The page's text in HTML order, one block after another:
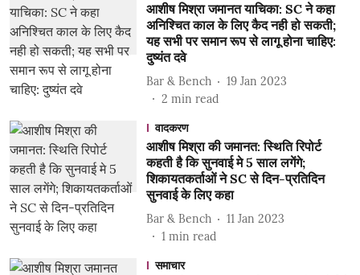
आशीष मिश्रा जमानत याचिका: SC ने कहा
अनिश्चित काल के लिए कैद नही हो सकती;
यह सभी पर समान रूप से लागू होना चाहिए:
दुष्यंत दवे
Bar & Bench
19 Jan 2023
2 min read
वादकरण
आशीष मिश्रा की जमानत: स्थिति रिपोर्ट
कहती है कि सुनवाई मे 5 साल लगेंगे;
शिकायतकर्ताओं ने SC से दिन-प्रतिदिन
सुनवाई के लिए कहा
Bar & Bench
11 Jan 2023
1 min read
समाचार